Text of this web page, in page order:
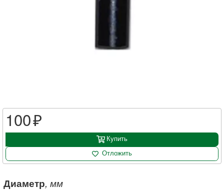
Диаметр, мм
100
Купить
Отложить